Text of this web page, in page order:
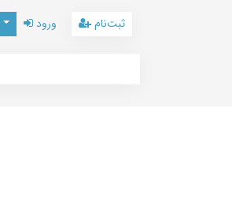
ورود ثبت‌نام